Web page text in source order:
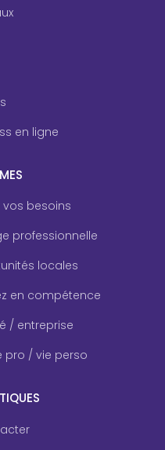
en ligne
vos besoins
professionnelle
locales
en compétence
/ entreprise
pro / vie perso